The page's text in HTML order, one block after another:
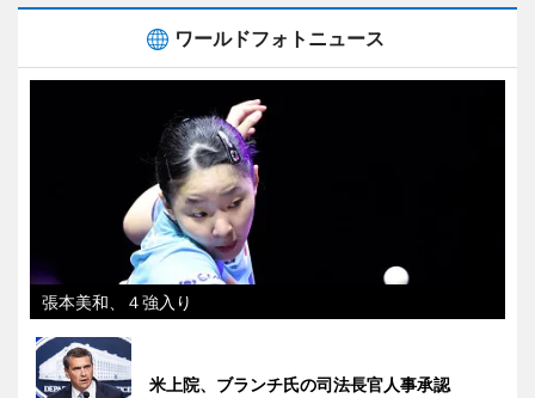
ワールドフォトニュース
張本美和、４強入り
米上院、ブランチ氏の司法長官人事承認